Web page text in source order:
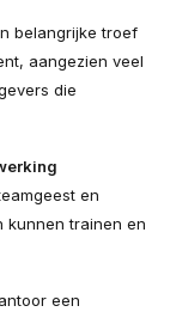
belangrijke troef
aangezien veel
die
en
kunnen trainen en
een